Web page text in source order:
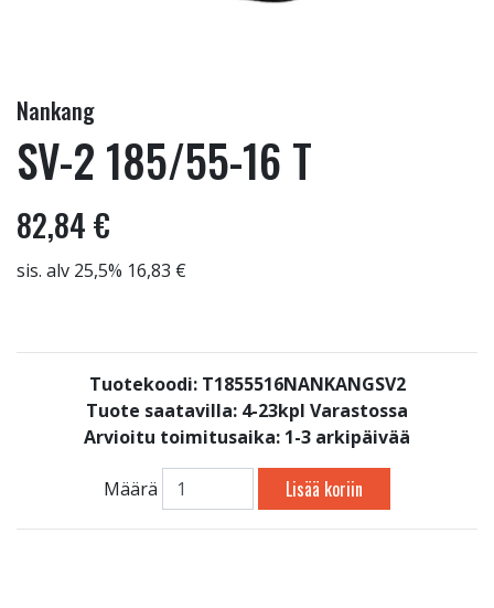
Nankang
SV-2 185/55-16 T
82,84 €
sis. alv 25,5% 16,83 €
Tuotekoodi: T1855516NANKANGSV2
Tuote saatavilla: 4-23kpl Varastossa
Arvioitu toimitusaika: 1-3 arkipäivää
Määrä Lisää koriin